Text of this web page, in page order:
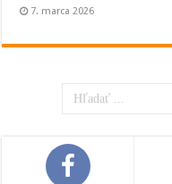
7. marca 2026